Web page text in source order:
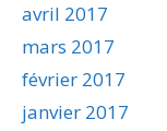
avril 2017
mars 2017
février 2017
janvier 2017